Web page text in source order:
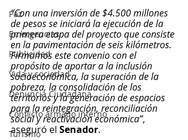
Paz
Emergencias
Publicidad
Vida y sociedad
Denuncia Ciudadana
Conflicto armado interno
Turismo
“Con una inversión de $4.500 millones
de pesos se iniciará la ejecución de la
primera etapa del proyecto que consiste
en la pavimentación de seis kilómetros.
Firmamos este convenio con el
propósito de aportar a la inclusión
socioeconómica, la superación de la
pobreza, la consolidación de los
territorios y la generación de espacios
para la reintegración, reconciliación
social y reactivación económica”,
aseguró el Senador.